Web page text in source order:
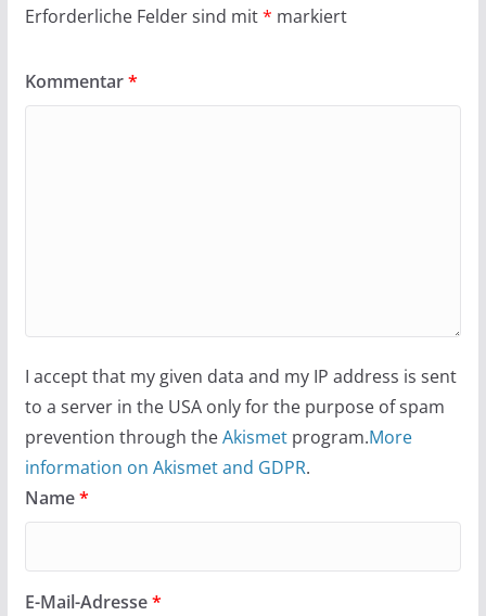
Erforderliche Felder sind mit* markiert
Kommentar*
I accept that my given data and my IP address is sent
to a server in the USA only for the purpose of spam
prevention through theAkismetprogram.More
information on Akismet and GDPR.
Name*
E-Mail-Adresse*